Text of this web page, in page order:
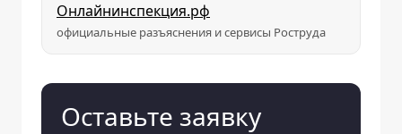
Онлайнинспекция.рф
официальные разъяснения и сервисы Роструда
Оставьте заявку